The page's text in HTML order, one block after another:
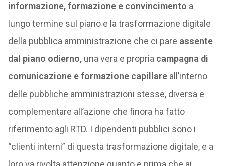
informazione, formazione e convincimento a
lungo termine sul piano e la trasformazione digitale
della pubblica amministrazione che ci pare assente
dal piano odierno, una vera e propria campagna di
comunicazione e formazione capillare all’interno
delle pubbliche amministrazioni stesse, diversa e
complementare all’azione che finora ha fatto
riferimento agli RTD. I dipendenti pubblici sono i
“clienti interni” di questa trasformazione digitale, e a